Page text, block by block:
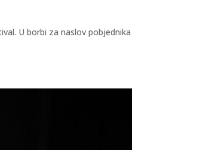
U borbi za naslov pobjednika